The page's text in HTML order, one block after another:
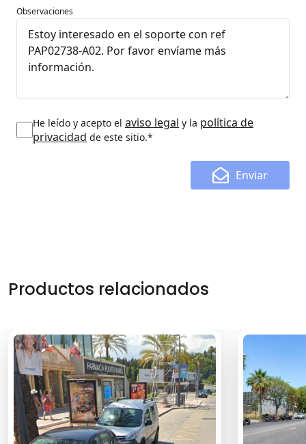
Observaciones
He leído y acepto el aviso legal y la política de
privacidad de este sitio.*
Enviar
Productos relacionados